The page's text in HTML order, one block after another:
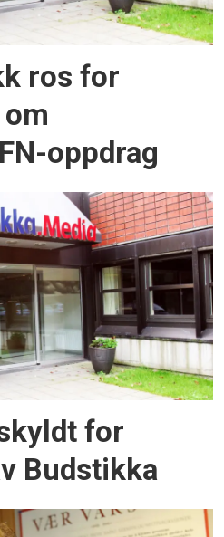
ros for
oppdrag
for
Budstikka